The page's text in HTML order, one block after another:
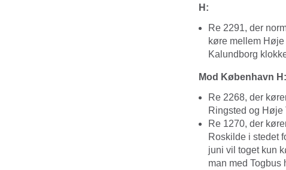
H:
Re 2291, der
køre mellem
Kalundborg
Mod København H:
Re 2268, der
Ringsted og Høje
Re 1270, der
Roskilde i stedet
juni vil toget kun
man med Togbus